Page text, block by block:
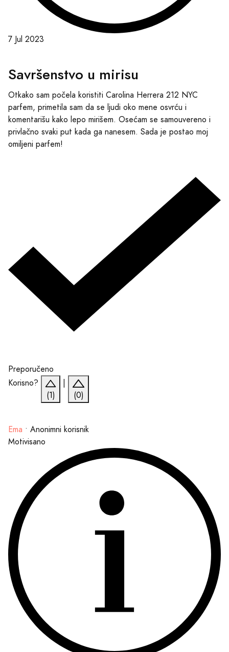
7 Jul 2023
Savršenstvo u mirisu
Otkako sam počela koristiti Carolina Herrera 212 NYC
parfem, primetila sam da se ljudi oko mene osvrću i
komentarišu kako lepo mirišem. Osećam se samouvereno i
privlačno svaki put kada ga nanesem. Sada je postao moj
omiljeni parfem!
Preporučeno
Korisno?
(1)
|
(0)
Ema • Anonimni korisnik
Motivisano